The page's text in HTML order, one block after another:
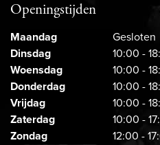
Openingstijden
Maandag
Gesloten
Dinsdag
10:00 -
Woensdag
10:00 -
Donderdag
10:00 -
Vrijdag
10:00 -
Zaterdag
10:00 -
Zondag
12:00 -